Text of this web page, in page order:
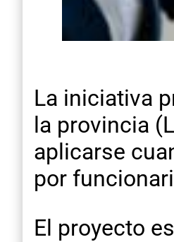
La iniciativa
la provincia
aplicarse
por
El proyecto